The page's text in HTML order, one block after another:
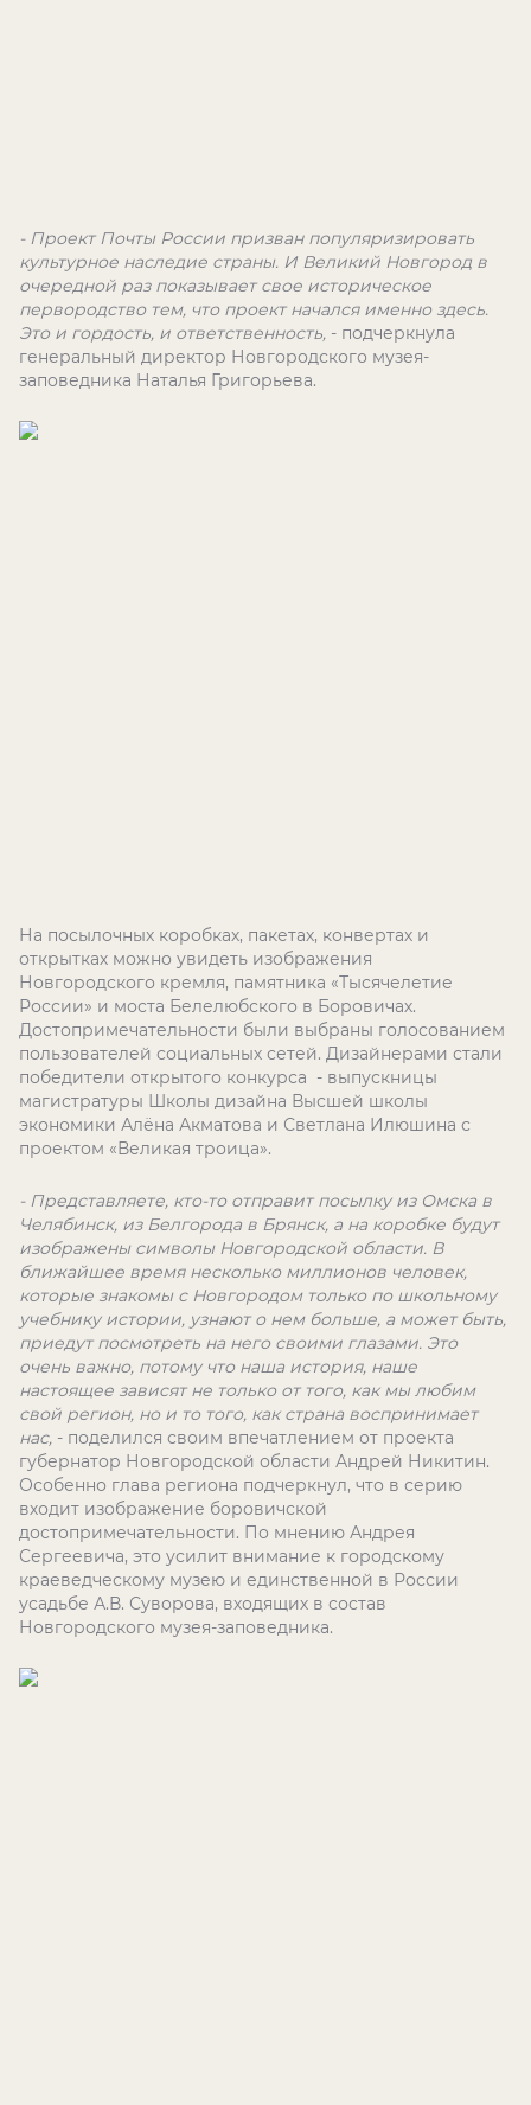
- Проект Почты России призван популяризировать
культурное наследие страны. И Великий Новгород в
очередной раз показывает свое историческое
первородство тем, что проект начался именно здесь.
Это и гордость, и ответственность, - подчеркнула
генеральный директор Новгородского музея-
заповедника Наталья Григорьева.
На посылочных коробках, пакетах, конвертах и
открытках можно увидеть изображения
Новгородского кремля, памятника «Тысячелетие
России» и моста Белелюбского в Боровичах.
Достопримечательности были выбраны голосованием
пользователей социальных сетей. Дизайнерами стали
победители открытого конкурса - выпускницы
магистратуры Школы дизайна Высшей школы
экономики Алёна Акматова и Светлана Илюшина с
проектом «Великая троица».
- Представляете, кто-то отправит посылку из Омска в
Челябинск, из Белгорода в Брянск, а на коробке будут
изображены символы Новгородской области. В
ближайшее время несколько миллионов человек,
которые знакомы с Новгородом только по школьному
учебнику истории, узнают о нем больше, а может быть,
приедут посмотреть на него своими глазами. Это
очень важно, потому что наша история, наше
настоящее зависят не только от того, как мы любим
свой регион, но и то того, как страна воспринимает
нас, - поделился своим впечатлением от проекта
губернатор Новгородской области Андрей Никитин.
Особенно глава региона подчеркнул, что в серию
входит изображение боровичской
достопримечательности. По мнению Андрея
Сергеевича, это усилит внимание к городскому
краеведческому музею и единственной в России
усадьбе А.В. Суворова, входящих в состав
Новгородского музея-заповедника.